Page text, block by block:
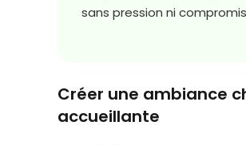
sans pression ni
Créer une ambiance
accueillante